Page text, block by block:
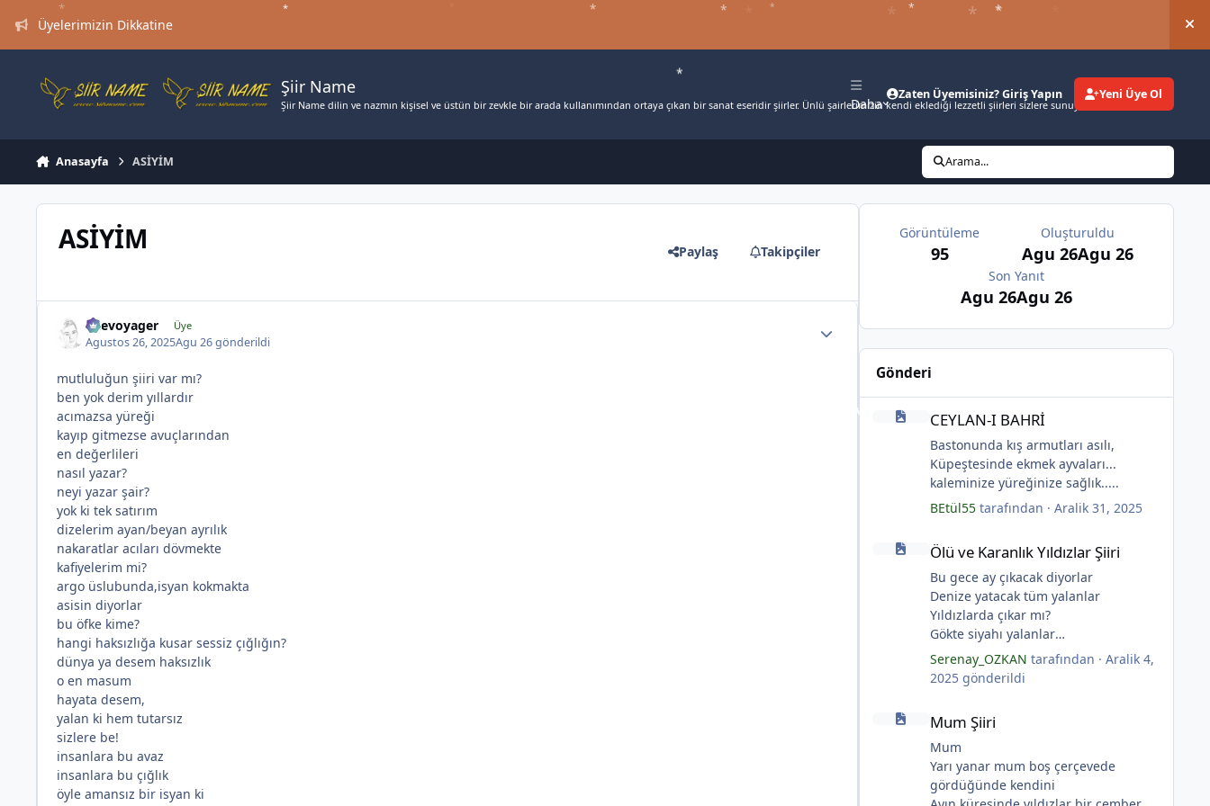
Jump to content
Üyelerimizin Dikkatine
Şiir Name
Şiir Name dilin ve nazmın kişisel ve üstün bir zevkle bir arada kullanımından ortaya çıkan bir sanat eseridir şiirler. Ünlü şairlerimizin kendi eklediği lezzetli şiirleri sizlere sunuyoruz.
Daha
Zaten Üyemisiniz? Giriş Yapın Yeni Üye Ol
Anasayfa ASİYİM Arama...
ASİYİM Paylaş Takipçiler
likevoyager Üye
Agustos 26, 2025Agu 26gönderildi
mutluluğun şiiri var mı?
ben yok derim yıllardır
acımazsa yüreği
kayıp gitmezse avuçlarından
en değerlileri
nasıl yazar?
neyi yazar şair?
yok ki tek satırım
dizelerim ayan/beyan ayrılık
nakaratlar acıları dövmekte
kafiyelerim mi?
argo üslubunda,isyan kokmakta
asisin diyorlar
bu öfke kime?
hangi haksızlığa kusar sessiz çığlığın?
dünya ya desem haksızlık
o en masum
hayata desem,
yalan ki hem tutarsız
sizlere be!
insanlara bu avaz
insanlara bu çığlık
öyle amansız bir isyan ki
Görüntüleme
95
Oluşturuldu
Agu 26Agu 26
Son Yanıt
Agu 26Agu 26
Gönderi
CEYLAN-I BAHRİ
CEYLAN-I BAHRİ
Bastonunda kış armutları asılı,
Küpeştesinde ekmek ayvaları...
kaleminize yüreğinize sağlık.....
BEtül55tarafından · Aralik 31, 2025
Ölü ve Karanlık Yıldızlar Şiiri
Ölü ve Karanlık Yıldızlar Şiiri
Bu gece ay çıkacak diyorlar
Denize yatacak tüm yalanlar
Yıldızlarda çıkar mı?
Gökte siyahı yalanlar
Ölü ve karanlık yıldızlar
Ayı sarhoş etmişler
Ay kesilmiş kızıl, kızıl
(Serenay Özkan, Viata)
Serenay_OZKAN tarafından · Aralik 4,
2025gönderildi
Mum Şiiri
Mum Şiiri
Mum
Yarı yanar mum boş çerçevede
gördüğünde kendini
*
* *
* *
*
*
*
*
*